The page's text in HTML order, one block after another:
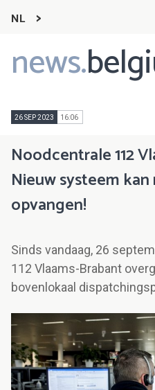
NL
news.
Main
navigation
26 SEP 2023 16:06
Noodcentrale 112
Nieuw systeem
opvangen!
Sinds vandaag, 26
112 Vlaams-Brabant
bovenlokaal